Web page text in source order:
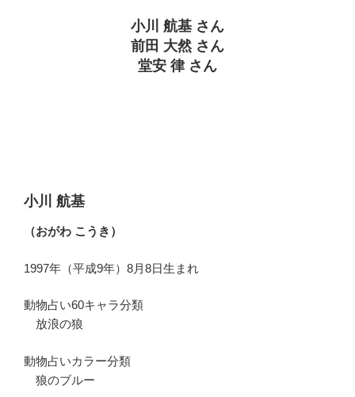
小川 航基 さん
前田 大然 さん
堂安 律 さん
小川 航基
（おがわ こうき）
1997年（平成9年）8月8日生まれ
動物占い60キャラ分類
放浪の狼
動物占いカラー分類
狼のブルー